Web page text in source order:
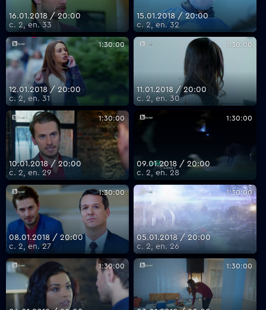
16.01.2018 / 20:00
с. 2, еп. 33
15.01.2018 / 20:00
с. 2, еп. 32
1:30:00
12.01.2018 / 20:00
с. 2, еп. 31
1:30:00
11.01.2018 / 20:00
с. 2, еп. 30
1:30:00
10.01.2018 / 20:00
с. 2, еп. 29
1:30:00
09.01.2018 / 20:00
с. 2, еп. 28
1:30:00
08.01.2018 / 20:00
с. 2, еп. 27
1:30:00
05.01.2018 / 20:00
с. 2, еп. 26
1:30:00 1:30:00